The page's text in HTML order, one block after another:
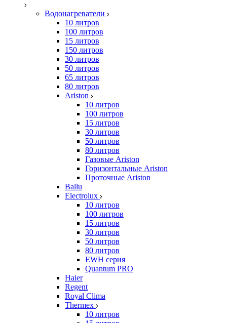
Водонагреватели
10 литров
100 литров
15 литров
150 литров
30 литров
50 литров
65 литров
80 литров
Ariston
10 литров
100 литров
15 литров
30 литров
50 литров
80 литров
Газовые Ariston
Горизонтальные Ariston
Проточные Ariston
Ballu
Electrolux
10 литров
100 литров
15 литров
30 литров
50 литров
80 литров
EWH серия
Quantum PRO
Haier
Regent
Royal Clima
Thermex
10 литров